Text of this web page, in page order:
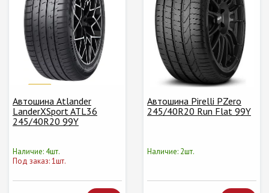
Автошина Atlander
LanderXSport ATL36
245/40R20 99Y
Наличие: 4шт.
Под заказ: 1шт.
Автошина Pirelli PZero
245/40R20 Run Flat 99Y
Наличие: 2шт.